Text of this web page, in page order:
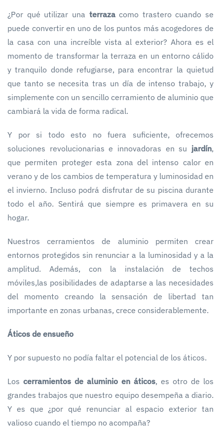
¿Por qué utilizar una terrazacomo trastero cuando se
puede convertir en uno de los puntos más acogedores de
la casa con una increíble vista al exterior? Ahora es el
momento de transformar la terraza en un entorno cálido
y tranquilo donde refugiarse, para encontrar la quietud
que tanto se necesita tras un día de intenso trabajo, y
simplemente con un sencillo cerramiento de aluminio que
cambiará la vida de forma radical.
Y por si todo esto no fuera suficiente, ofrecemos
soluciones revolucionarias e innovadoras en su jardín,
que permiten proteger esta zona del intenso calor en
verano y de los cambios de temperatura y luminosidad en
el invierno. Incluso podrá disfrutar de su piscina durante
todo el año. Sentirá que siempre es primavera en su
hogar.
Nuestros cerramientos de aluminio permiten crear
entornos protegidos sin renunciar a la luminosidad y a la
amplitud. Además, con la instalación de techos
móviles,las posibilidades de adaptarse a las necesidades
del momento creando la sensación de libertad tan
importante en zonas urbanas, crece considerablemente.
Áticos de ensueño
Y por supuesto no podía faltar el potencial de los áticos.
Los cerramientos de aluminio en áticos, es otro de los
grandes trabajos que nuestro equipo desempeña a diario.
Y es que ¿por qué renunciar al espacio exterior tan
valioso cuando el tiempo no acompaña?